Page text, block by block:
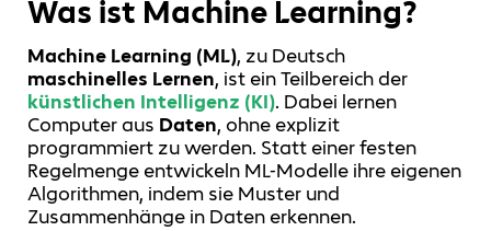
Was ist Machine Learning?
Machine Learning (ML), zu Deutsch
maschinelles Lernen, ist ein Teilbereich der
künstlichen Intelligenz (KI). Dabei lernen
Computer aus Daten, ohne explizit
programmiert zu werden. Statt einer festen
Regelmenge entwickeln ML-Modelle ihre eigenen
Algorithmen, indem sie Muster und
Zusammenhänge in Daten erkennen.